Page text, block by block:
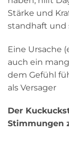
Stärke und
standhaft und
Eine Ursache
auch ein
dem Gefühl
als Versager
Der
Stimmungen